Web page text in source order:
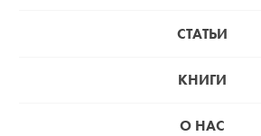
СТАТЬИ
КНИГИ
О НАС